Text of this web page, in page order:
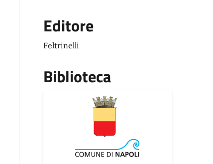
Editore
Feltrinelli
Biblioteca